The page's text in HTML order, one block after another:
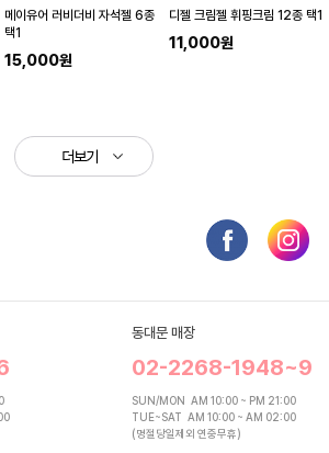
메이유어 러비더비 자석젤 6종
택1
15,000원
디젤 크림젤 휘핑크림 12종 택1
11,000원
더보기
동대문 매장
02-2268-1948~9
SUN/MON AM 10:00 ~ PM 21:00
TUE~SAT AM 10:00 ~ AM 02:00
(명절당일제외 연중무휴)